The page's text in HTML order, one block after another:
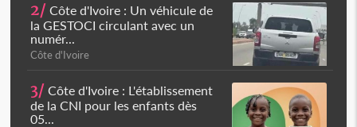
2/ Côte d'Ivoire : Un véhicule de
la GESTOCI circulant avec un
numér...
Côte d'Ivoire
3/ Côte d'Ivoire : L'établissement
de la CNI pour les enfants dès
05...